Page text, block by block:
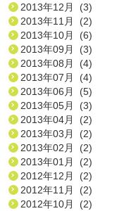
2013年12月 (3)
2013年11月 (2)
2013年10月 (6)
2013年09月 (3)
2013年08月 (4)
2013年07月 (4)
2013年06月 (5)
2013年05月 (3)
2013年04月 (2)
2013年03月 (2)
2013年02月 (2)
2013年01月 (2)
2012年12月 (2)
2012年11月 (2)
2012年10月 (2)